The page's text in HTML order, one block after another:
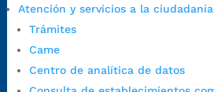
Atención y servicios a la ciudadanía
Trámites
Came
Centro de analítica de datos
judiciales: